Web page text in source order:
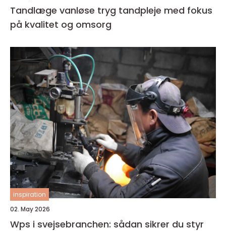
Tandlæge vanløse tryg tandpleje med fokus
på kvalitet og omsorg
inspiration
02. May 2026
Wps i svejsebranchen: sådan sikrer du styr